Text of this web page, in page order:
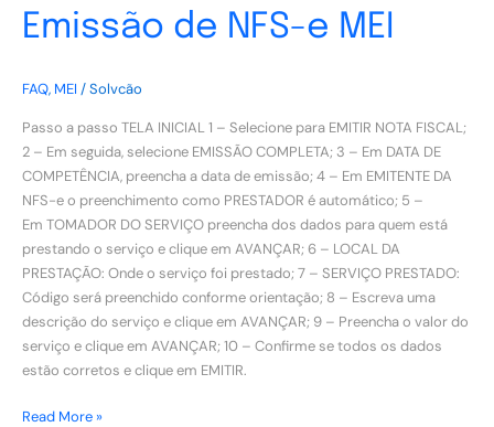
Emissão de NFS-e MEI
FAQ, MEI /Solvcão
Passo a passo TELA INICIAL 1 – Selecione para EMITIR NOTA FISCAL;
2 – Em seguida, selecione EMISSÃO COMPLETA; 3 – Em DATA DE
COMPETÊNCIA, preencha a data de emissão; 4 – Em EMITENTE DA
NFS-e o preenchimento como PRESTADOR é automático; 5 –
Em TOMADOR DO SERVIÇO preencha dos dados para quem está
prestando o serviço e clique em AVANÇAR; 6 – LOCAL DA
PRESTAÇÃO: Onde o serviço foi prestado; 7 – SERVIÇO PRESTADO:
Código será preenchido conforme orientação; 8 – Escreva uma
descrição do serviço e clique em AVANÇAR; 9 – Preencha o valor do
serviço e clique em AVANÇAR; 10 – Confirme se todos os dados
estão corretos e clique em EMITIR.
Read More »